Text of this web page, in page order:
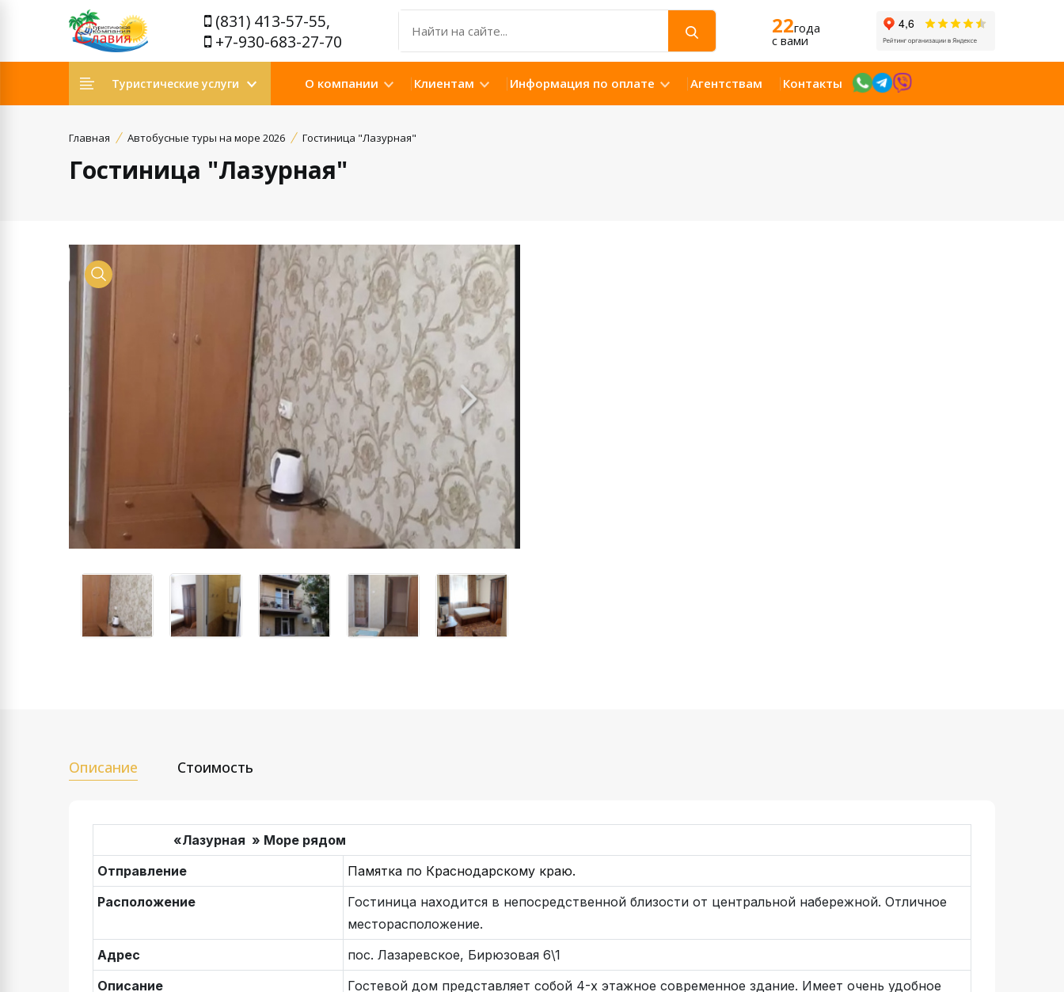
(831) 413-57-55,
+7-930-683-27-70
22года
c вами
Туристические услуги О компании Клиентам Информация по оплате Агентствам Контакты
Главная Автобусные туры на море 2026 Гостиница "Лазурная"
Гостиница "Лазурная"
Просмотр
Описание Стоимость
«Лазурная » Море рядом
Отправление
Памятка по Краснодарскому краю.
Расположение
Гостиница находится в непосредственной близости от центральной набережной. Отличное
месторасположение.
Адрес
пос. Лазаревское, Бирюзовая 6\1
Описание
Гостевой дом представляет собой 4-х этажное современное здание. Имеет очень удобное